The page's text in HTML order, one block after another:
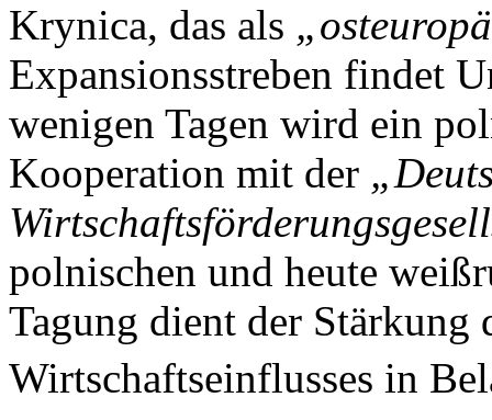
Krynica, das als
Expansionsstreben findet
wenigen Tagen wird ein
Kooperation mit der
polnischen und heute
Tagung dient der Stärkung
Wirtschaftseinflusses in